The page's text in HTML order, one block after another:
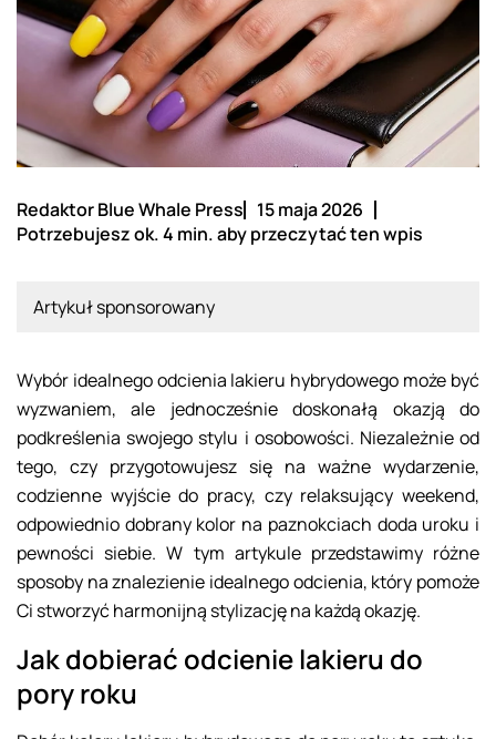
Redaktor Blue Whale Press
15 maja 2026
Potrzebujesz ok. 4 min. aby przeczytać ten wpis
Artykuł sponsorowany
Wybór idealnego odcienia lakieru hybrydowego może być
wyzwaniem, ale jednocześnie doskonałą okazją do
podkreślenia swojego stylu i osobowości. Niezależnie od
tego, czy przygotowujesz się na ważne wydarzenie,
codzienne wyjście do pracy, czy relaksujący weekend,
odpowiednio dobrany kolor na paznokciach doda uroku i
pewności siebie. W tym artykule przedstawimy różne
sposoby na znalezienie idealnego odcienia, który pomoże
Ci stworzyć harmonijną stylizację na każdą okazję.
Jak dobierać odcienie lakieru do
pory roku